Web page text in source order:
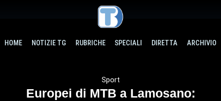
HOME NOTIZIE TG RUBRICHE SPECIALI DIRETTA ARCHIVIO
Sport
Europei di MTB a Lamosano: